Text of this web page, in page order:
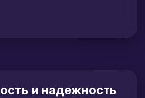
и надежность